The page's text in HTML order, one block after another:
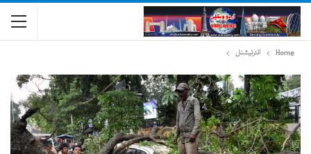
Home انٹرنیشنل